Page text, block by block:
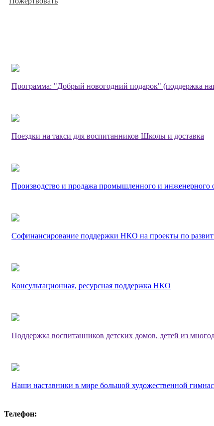
Программа: "Добрый новогодний подарок" (поддержка
Поездки на такси для воспитанников Школы и доставка
Производство и продажа промышленного и инженерного
Софинансирование поддержки НКО на проекты по
Консультационная, ресурсная поддержка НКО
Поддержка воспитанников детских домов, детей из
Наши наставники в мире большой художественной
Телефон: